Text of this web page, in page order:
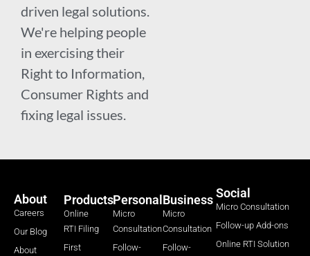
driven legal solutions.
We're helping people
in exercising their
Right to Information,
Consumer Rights and
fixing legal issues.
About
Careers
Our Blog
About
Products
Online
RTI Filing
First
Personal
Micro
Consultation
Follow-
Business
Micro
Consultation
Follow-
Social
Micro Consultation
Follow-up Add-ons
Online RTI Solution